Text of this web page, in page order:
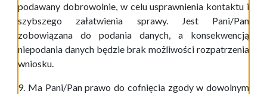
podawany dobrowolnie, w celu usprawnienia kontaktu i
szybszego załatwienia sprawy. Jest Pani/Pan
zobowiązana do podania danych, a konsekwencją
niepodania danych będzie brak możliwości rozpatrzenia
wniosku.
9. Ma Pani/Pan prawo do cofnięcia zgody w dowolnym